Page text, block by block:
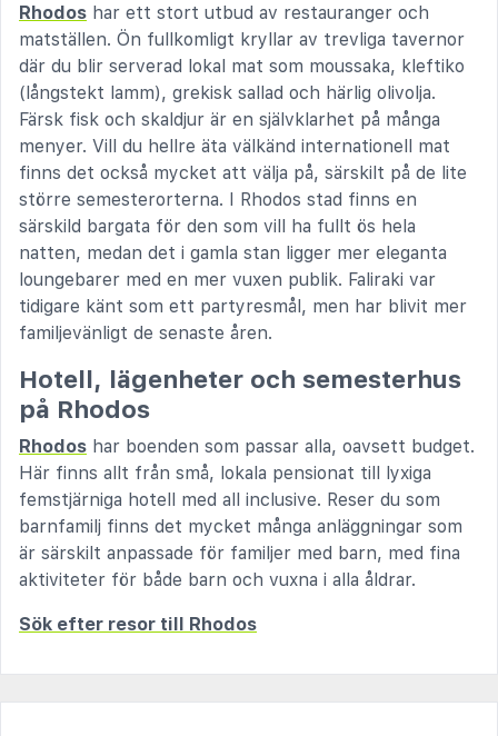
Rhodos har ett stort utbud av restauranger och
matställen. Ön fullkomligt kryllar av trevliga tavernor
där du blir serverad lokal mat som moussaka, kleftiko
(långstekt lamm), grekisk sallad och härlig olivolja.
Färsk fisk och skaldjur är en självklarhet på många
menyer. Vill du hellre äta välkänd internationell mat
finns det också mycket att välja på, särskilt på de lite
större semesterorterna. I Rhodos stad finns en
särskild bargata för den som vill ha fullt ös hela
natten, medan det i gamla stan ligger mer eleganta
loungebarer med en mer vuxen publik. Faliraki var
tidigare känt som ett partyresmål, men har blivit mer
familjevänligt de senaste åren.
Hotell, lägenheter och semesterhus
på Rhodos
Rhodos har boenden som passar alla, oavsett budget.
Här finns allt från små, lokala pensionat till lyxiga
femstjärniga hotell med all inclusive. Reser du som
barnfamilj finns det mycket många anläggningar som
är särskilt anpassade för familjer med barn, med fina
aktiviteter för både barn och vuxna i alla åldrar.
Sök efter resor till Rhodos